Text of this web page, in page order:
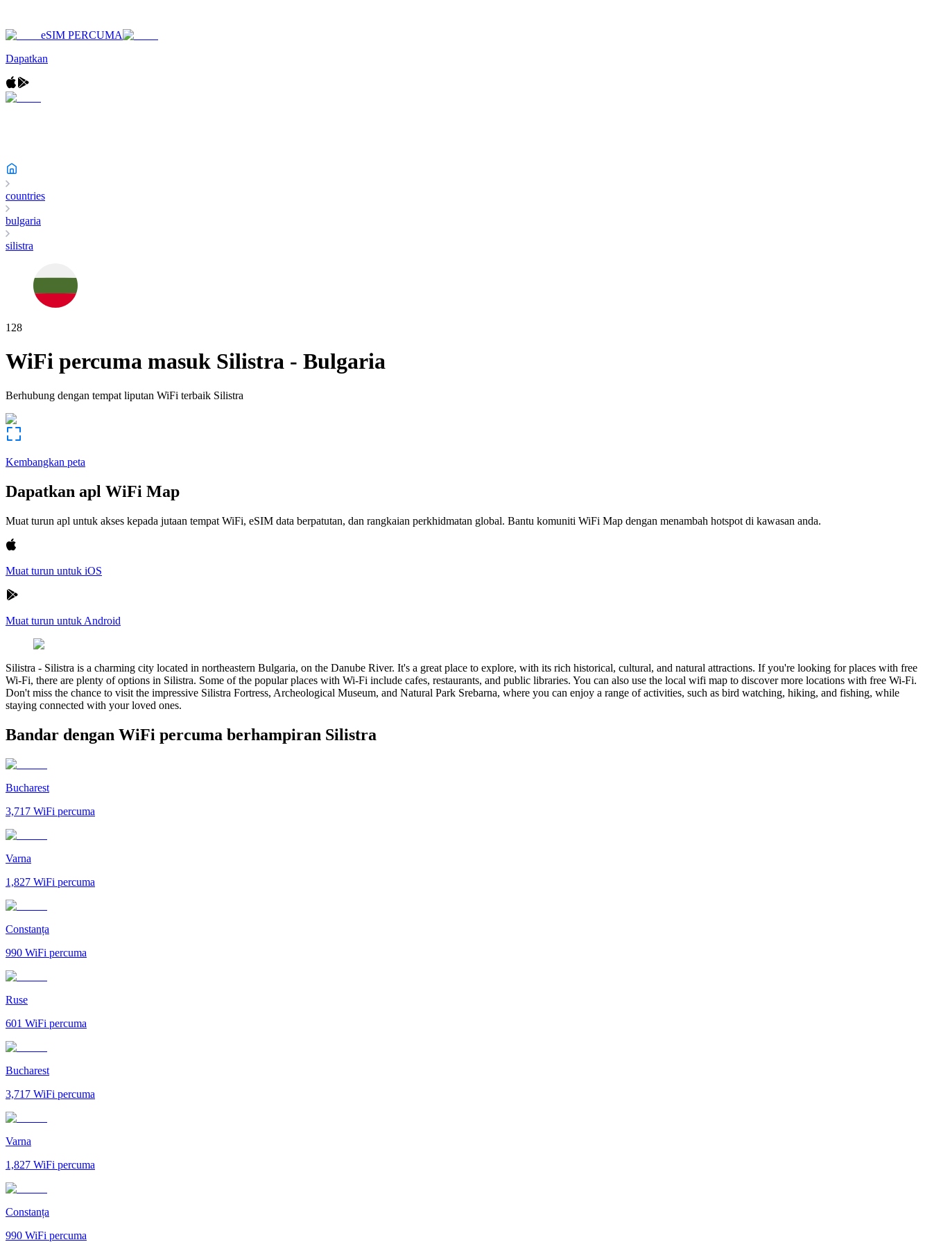
eSIM PERCUMA
Dapatkan
countries
bulgaria
silistra
128
WiFi percuma masuk Silistra - Bulgaria
Berhubung dengan tempat liputan WiFi terbaik Silistra
Kembangkan peta
Dapatkan apl WiFi Map
Muat turun apl untuk akses kepada jutaan tempat WiFi, eSIM data berpatutan, dan rangkaian perkhidmatan global. Bantu komuniti WiFi Map dengan menambah hotspot di kawasan anda.
Muat turun untuk iOS
Muat turun untuk Android
Silistra - Silistra is a charming city located in northeastern Bulgaria, on the Danube River. It's a great place to explore, with its rich historical, cultural, and natural attractions. If you're looking for places with free
Wi-Fi, there are plenty of options in Silistra. Some of the popular places with Wi-Fi include cafes, restaurants, and public libraries. You can also use the local wifi map to discover more locations with free Wi-Fi.
Don't miss the chance to visit the impressive Silistra Fortress, Archeological Museum, and Natural Park Srebarna, where you can enjoy a range of activities, such as bird watching, hiking, and fishing, while
staying connected with your loved ones.
Bandar dengan WiFi percuma berhampiran Silistra
Bucharest
3,717 WiFi percuma
Varna
1,827 WiFi percuma
Constanța
990 WiFi percuma
Ruse
601 WiFi percuma
Bucharest
3,717 WiFi percuma
Varna
1,827 WiFi percuma
Constanța
990 WiFi percuma